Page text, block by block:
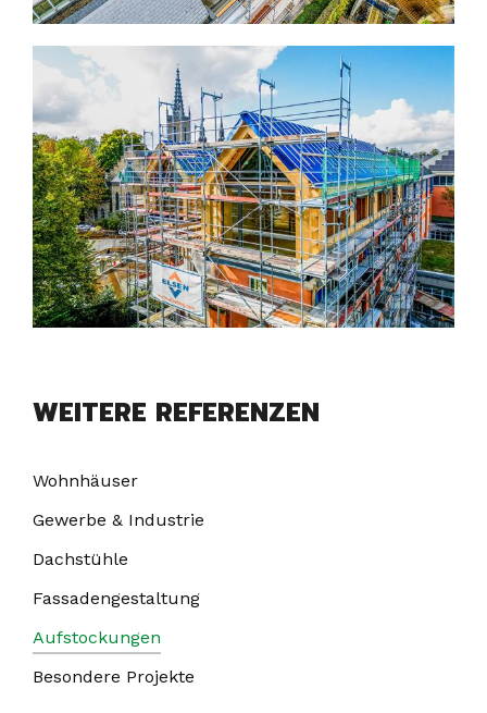
WEITERE REFERENZEN
Wohnhäuser
Gewerbe & Industrie
Dachstühle
Fassadengestaltung
Aufstockungen
Besondere Projekte